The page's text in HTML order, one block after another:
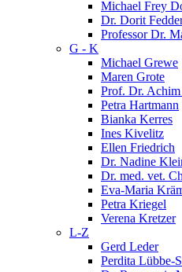
Michael Frey
Dr. Dorit
Professor Dr.
G - K
Michael Grewe
Maren Grote
Prof. Dr.
Petra Hartmann
Bianka Kerres
Ines Kivelitz
Ellen Friedrich
Dr. Nadine
Dr. med. vet.
Eva-Maria
Petra Kriegel
Verena Kretzer
L-Z
Gerd Leder
Perdita Lübbe-